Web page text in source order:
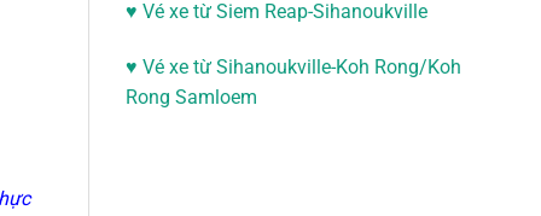
♥ Vé xe từ Siem Reap-Sihanoukville
♥ Vé xe từ Sihanoukville-Koh Rong/Koh
Rong Samloem